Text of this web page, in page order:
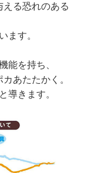
る恐れのある
ます。
能を持ち、
あたたかく。
導きます。